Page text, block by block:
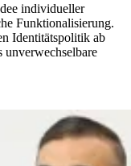
individueller
Funktionalisierung.
Identitätspolitik ab
unverwechselbare